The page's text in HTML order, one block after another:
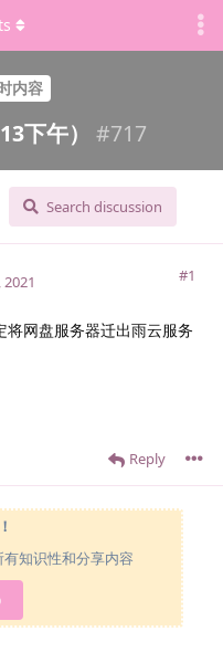
内容
下午） #717
Search discussion
#1
2021
网盘服务器迁出雨云服务
Reply
知识性和分享内容